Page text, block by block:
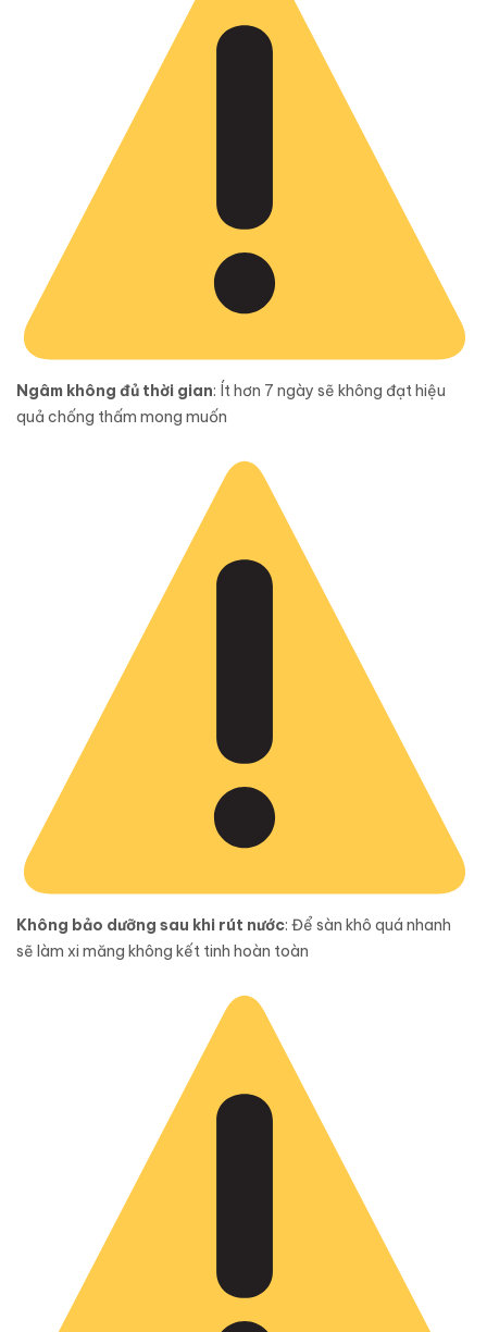
Ngâm không đủ thời gian: Ít hơn 7 ngày sẽ không đạt hiệu
quả chống thấm mong muốn
Không bảo dưỡng sau khi rút nước: Để sàn khô quá nhanh
sẽ làm xi măng không kết tinh hoàn toàn